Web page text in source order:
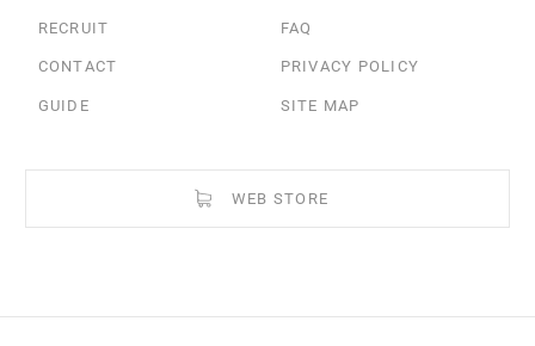
RECRUIT FAQ
CONTACT PRIVACY POLICY
GUIDE SITE MAP
WEB STORE